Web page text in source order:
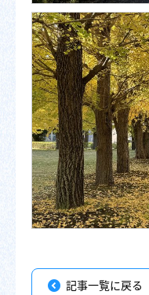
記事一覧に戻る